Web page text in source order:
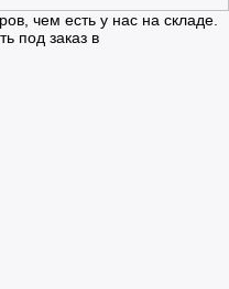
чем есть у нас на складе.
под заказ в